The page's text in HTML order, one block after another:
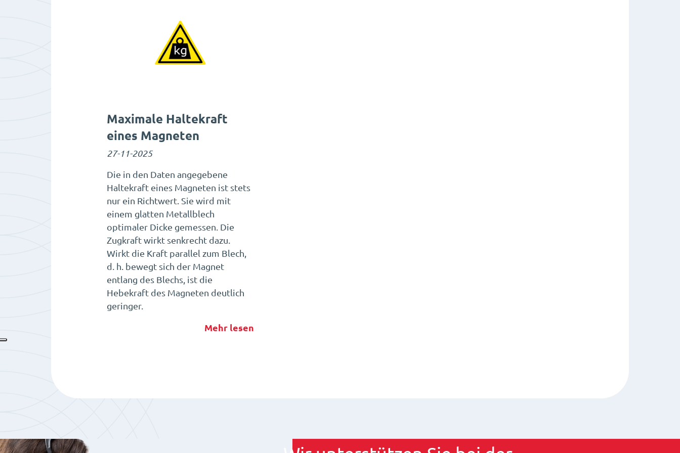
Maximale Haltekraft
eines Magneten
27-11-2025
Die in den Daten angegebene
Haltekraft eines Magneten ist stets
nur ein Richtwert. Sie wird mit
einem glatten Metallblech
optimaler Dicke gemessen. Die
Zugkraft wirkt senkrecht dazu.
Wirkt die Kraft parallel zum Blech,
d. h. bewegt sich der Magnet
entlang des Blechs, ist die
Hebekraft des Magneten deutlich
geringer.
Mehr lesen